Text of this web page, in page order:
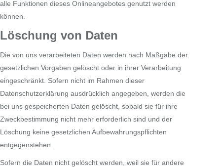
alle Funktionen dieses Onlineangebotes genutzt werden
können.
Löschung von Daten
Die von uns verarbeiteten Daten werden nach Maßgabe der
gesetzlichen Vorgaben gelöscht oder in ihrer Verarbeitung
eingeschränkt. Sofern nicht im Rahmen dieser
Datenschutzerklärung ausdrücklich angegeben, werden die
bei uns gespeicherten Daten gelöscht, sobald sie für ihre
Zweckbestimmung nicht mehr erforderlich sind und der
Löschung keine gesetzlichen Aufbewahrungspflichten
entgegenstehen.
Sofern die Daten nicht gelöscht werden, weil sie für andere